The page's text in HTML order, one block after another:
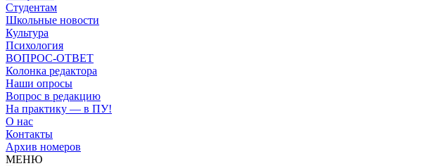
Студентам
Школьные новости
Культура
Психология
ВОПРОС-ОТВЕТ
Колонка редактора
Наши опросы
Вопрос в редакцию
На практику — в ПУ!
О нас
Контакты
Архив номеров
МЕНЮ